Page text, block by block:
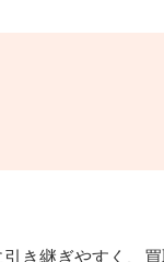
き継ぎやすく、